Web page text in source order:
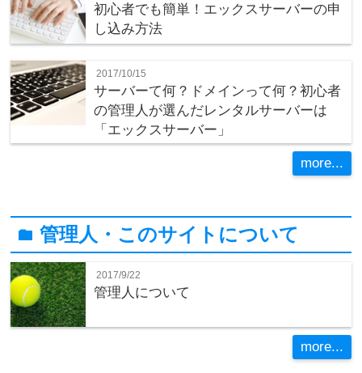
初心者でも簡単！エックスサーバーの申
し込み方法
2017/10/15
サーバーて何？ドメインって何？初心者
の管理人が選んだレンタルサーバーは
「エックスサーバー」
more...
folder管理人・このサイトについて
2017/9/22
管理人について
more...